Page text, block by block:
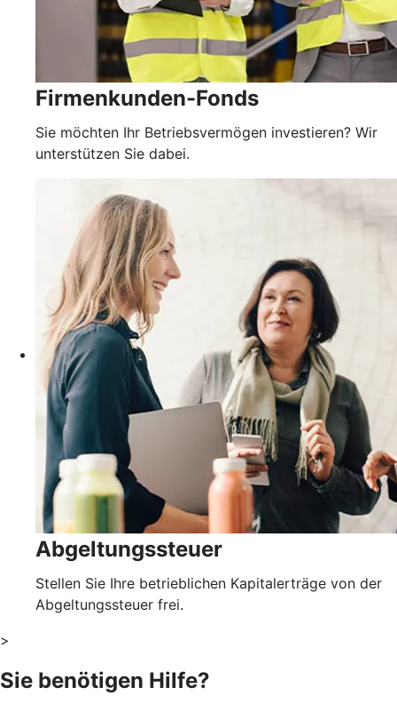
Firmenkunden-Fonds
Sie möchten Ihr Betriebsvermögen investieren? Wir
unterstützen Sie dabei.
Abgeltungssteuer
Stellen Sie Ihre betrieblichen Kapitalerträge von der
Abgeltungssteuer frei.
>
Sie benötigen Hilfe?